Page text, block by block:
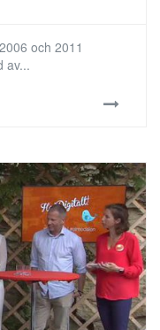
och 2011
av...